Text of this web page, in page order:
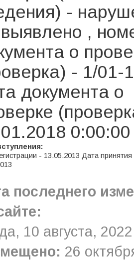
-
,
о
- 1/01-
документа о
- 13.05.2013 Дата
последнего
10 августа,
26